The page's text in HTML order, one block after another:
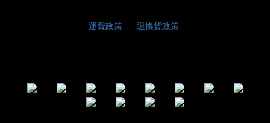
運費政策 退換貨政策